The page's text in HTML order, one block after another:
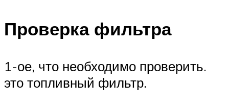
Проверка фильтра
1-ое, что необходимо проверить.
это топливный фильтр.